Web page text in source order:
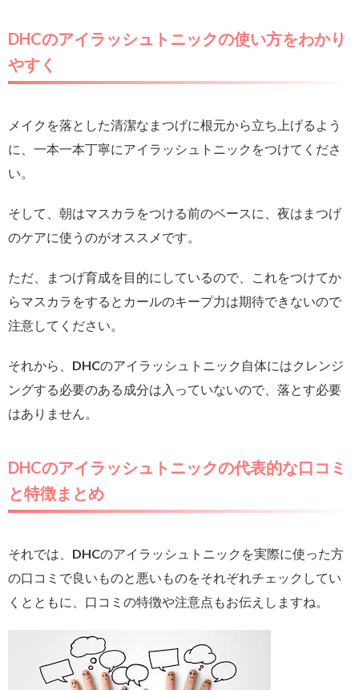
DHCのアイラッシュトニックの使い方をわかり
やすく
メイクを落とした清潔なまつげに根元から立ち上げるよう
に、一本一本丁寧にアイラッシュトニックをつけてくださ
い。
そして、朝はマスカラをつける前のベースに、夜はまつげ
のケアに使うのがオススメです。
ただ、まつげ育成を目的にしているので、これをつけてか
らマスカラをするとカールのキープ力は期待できないので
注意してください。
それから、DHCのアイラッシュトニック自体にはクレンジ
ングする必要のある成分は入っていないので、落とす必要
はありません。
DHCのアイラッシュトニックの代表的な口コミ
と特徴まとめ
それでは、DHCのアイラッシュトニックを実際に使った方
の口コミで良いものと悪いものをそれぞれチェックしてい
くとともに、口コミの特徴や注意点もお伝えしますね。